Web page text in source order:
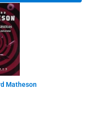
Matheson